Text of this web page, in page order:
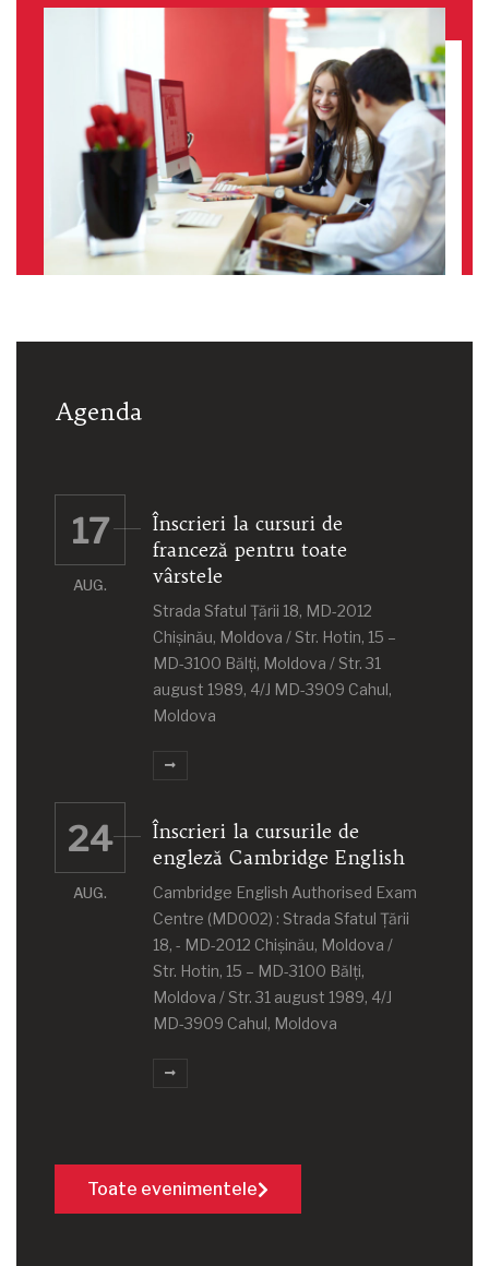
Agenda
17
AUG.
Înscrieri la cursuri de
franceză pentru toate
vârstele
Strada Sfatul Țării 18, MD-2012
Chișinău, Moldova / Str. Hotin, 15 –
MD-3100 Bălţi, Moldova / Str. 31
august 1989, 4/J MD-3909 Cahul,
Moldova
24
AUG.
Înscrieri la cursurile de
engleză Cambridge English
Cambridge English Authorised Exam
Centre (MD002) : Strada Sfatul Țării
18, - MD-2012 Chișinău, Moldova /
Str. Hotin, 15 – MD-3100 Bălţi,
Moldova / Str. 31 august 1989, 4/J
MD-3909 Cahul, Moldova
Toate evenimentele